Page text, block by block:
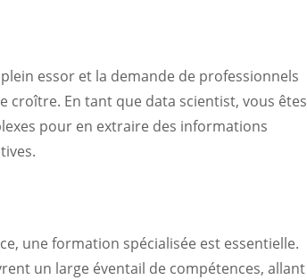
essor et la demande de professionnels
croître. En tant que data scientist, vous êtes
pour en extraire des informations
une formation spécialisée est essentielle.
un large éventail de compétences, allant